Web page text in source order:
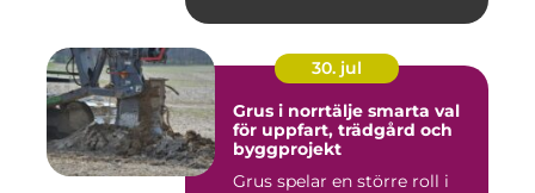
30. jul
Grus i norrtälje smarta val
för uppfart, trädgård och
byggprojekt
Grus spelar en större roll i